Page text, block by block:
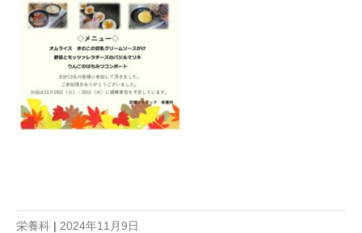
栄養科 | 2024年11月9日